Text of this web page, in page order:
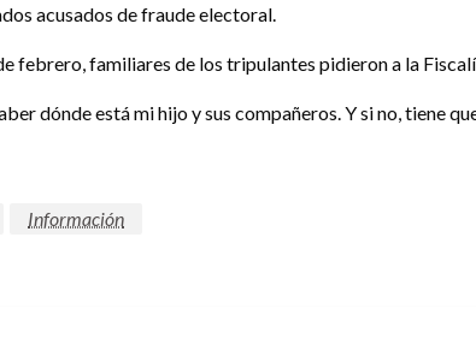
acusados de fraude electoral.
febrero, familiares de los tripulantes pidieron a la
dónde está mi hijo y sus compañeros. Y si no, tiene
Información